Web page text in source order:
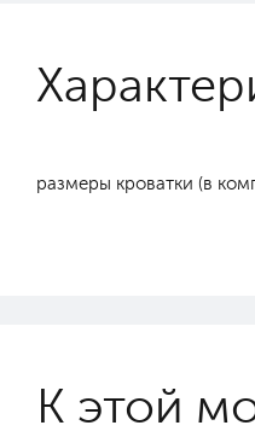
размеры кроватки (в
К этой